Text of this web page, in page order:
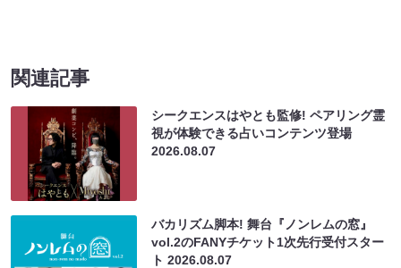
関連記事
シークエンスはやとも監修! ペアリング霊
視が体験できる占いコンテンツ登場
2026.08.07
バカリズム脚本! 舞台『ノンレムの窓』
vol.2のFANYチケット1次先行受付スター
ト2026.08.07